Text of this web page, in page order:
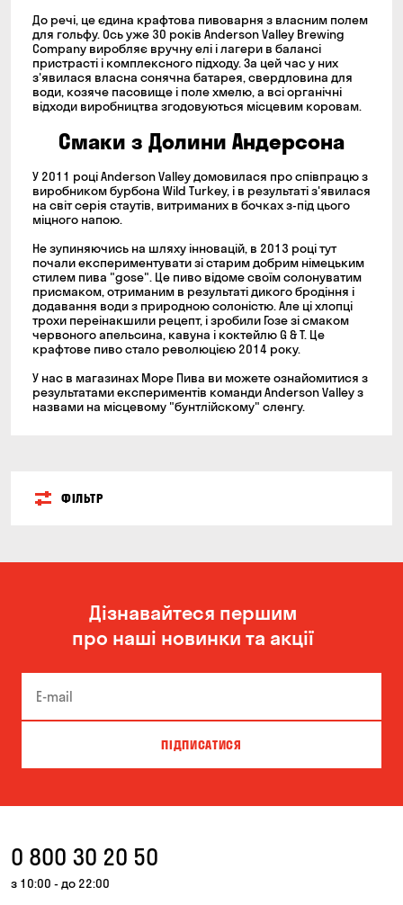
До речі, це єдина крафтова пивоварня з власним полем
для гольфу. Ось уже 30 років Anderson Valley Brewing
Company виробляє вручну елі і лагери в балансі
пристрасті і комплексного підходу. За цей час у них
з'явилася власна сонячна батарея, свердловина для
води, козяче пасовище і поле хмелю, а всі органічні
відходи виробництва згодовуються місцевим коровам.
Смаки з Долини Андерсона
У 2011 році Anderson Valley домовилася про співпрацю з
виробником бурбона Wild Turkey, і в результаті з'явилася
на світ серія стаутів, витриманих в бочках з-під цього
міцного напою.
Не зупиняючись на шляху інновацій, в 2013 році тут
почали експериментувати зі старим добрим німецьким
стилем пива "gose". Це пиво відоме своїм солонуватим
присмаком, отриманим в результаті дикого бродіння і
додавання води з природною солоністю. Але ці хлопці
трохи переінакшили рецепт, і зробили Гозе зі смаком
червоного апельсина, кавуна і коктейлю G & T. Це
крафтове пиво стало революцією 2014 року.
У нас в магазинах Море Пива ви можете ознайомитися з
результатами експериментів команди Anderson Valley з
назвами на місцевому "бунтлійскому" сленгу.
ФІЛЬТР
Дізнавайтеся першим
про наші новинки та акції
ПІДПИСАТИСЯ
0 800 30 20 50
з 10:00 - до 22:00